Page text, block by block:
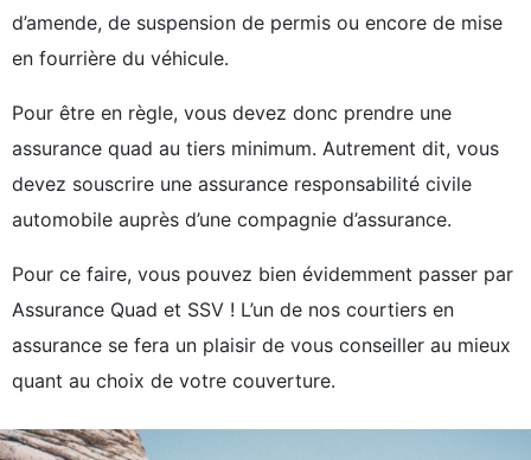
d’amende, de suspension de permis ou encore de mise
en fourrière du véhicule.
Pour être en règle, vous devez donc prendre une
assurance quad au tiers minimum. Autrement dit, vous
devez souscrire une assurance responsabilité civile
automobile auprès d’une compagnie d’assurance.
Pour ce faire, vous pouvez bien évidemment passer par
Assurance Quad et SSV ! L’un de nos courtiers en
assurance se fera un plaisir de vous conseiller au mieux
quant au choix de votre couverture.